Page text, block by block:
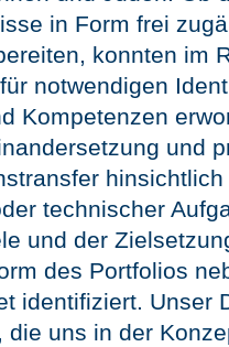
in Form frei
konnten im
notwendigen
Kompetenzen
und
technischer
und der
des Portfolios
identifiziert. Unser
die uns in der